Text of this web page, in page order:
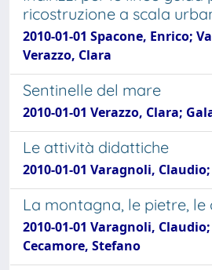
ricostruzione a scala
2010-01-01 Spacone, Enrico;
Verazzo, Clara
Sentinelle del mare
2010-01-01 Verazzo, Clara;
Le attività didattiche
2010-01-01 Varagnoli,
La montagna, le pietre, le
2010-01-01 Varagnoli,
Cecamore, Stefano